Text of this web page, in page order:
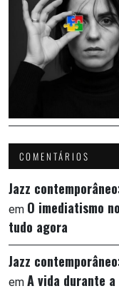
COMENTÁRIOS
Jazz
em O imediatismo
tudo agora
Jazz
em A vida durante